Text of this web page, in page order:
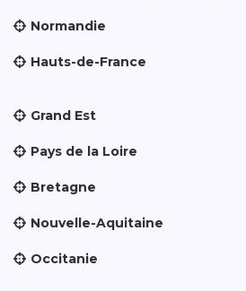
Normandie
Hauts-de-France
Grand Est
Pays de la Loire
Bretagne
Nouvelle-Aquitaine
Occitanie